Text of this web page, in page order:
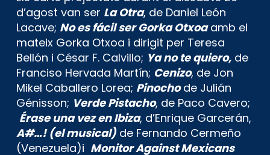
d’agost van ser La Otra, de Daniel León
Lacave; No es fácil ser Gorka Otxoaamb el
mateix Gorka Otxoa i dirigit per Teresa
Bellón i César F. Calvillo; Ya no te quiero, de
Franciso Hervada Martín; Cenizo, de Jon
Mikel Caballero Lorea; Pinochode Julián
Génisson; Verde Pistacho, de Paco Cavero;
Érase una vez en Ibiza, d’Enrique Garcerán,
A#…! (el musical)de Fernando Cermeño
(Venezuela)i Monitor Against Mexicans